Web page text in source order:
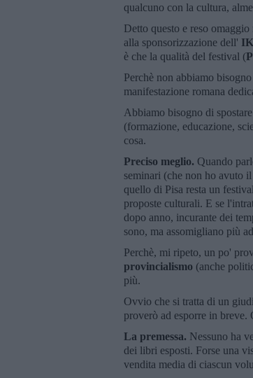
qualcuno con la cultura,
Detto questo e reso
alla sponsorizzazione dell'
è che la qualità del festival (
Perchè non abbiamo
manifestazione romana
Abbiamo bisogno di
(formazione, educazione,
cosa.
Preciso meglio. Quando
seminari (che non ho avuto
quello di Pisa resta un
proposte culturali. E se
dopo anno, incurante dei
sono, ma assomigliano più
Perchè, mi ripeto, un po'
provincialismo (anche
più.
Ovvio che si tratta di un
proverò ad esporre in breve.
La premessa. Nessuno ha
dei libri esposti. Forse una
vendita media di ciascun